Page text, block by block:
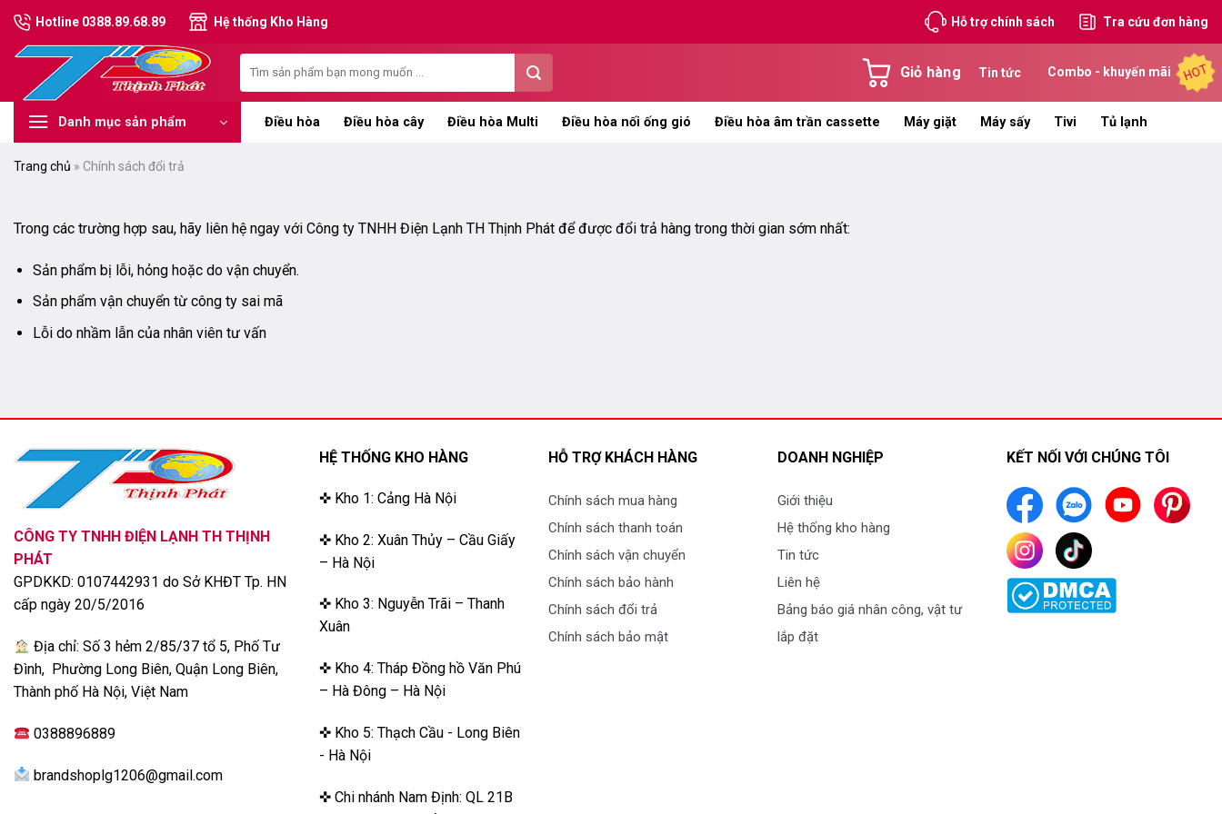
Chuyển
đến
nội
Hotline 0388.89.68.89 Hệ thống Kho Hàng Hỗ trợ chính sách Tra cứu đơn hàng
kiếm:
Giỏ hàng Tin tức Combo - khuyến mãi HOT
Danh mục sản phẩm Điều hòa Điều hòa cây Điều hòa Multi Điều hòa nối ống gió Điều hòa âm trần cassette Máy giặt Máy sấy Tivi Tủ lạnh
Trang chủ » Chính sách đổi trả
Trong các trường hợp sau, hãy liên hệ ngay với Công ty TNHH Điện Lạnh TH Thịnh Phát để được đổi trả hàng trong thời gian sớm nhất:
Sản phẩm bị lỗi, hỏng hoặc do vận chuyển.
Sản phẩm vận chuyển từ công ty sai mã
Lỗi do nhầm lẫn của nhân viên tư vấn
CÔNG TY TNHH ĐIỆN LẠNH TH THỊNH
PHÁT
GPDKKD: 0107442931 do Sở KHĐT Tp. HN
cấp ngày 20/5/2016
Địa chỉ: Số 3 hẻm 2/85/37 tổ 5, Phố Tư
Đình, Phường Long Biên, Quận Long Biên,
Thành phố Hà Nội, Việt Nam
0388896889
brandshoplg1206@gmail.com
HỆ THỐNG KHO HÀNG
✜ Kho 1: Cảng Hà Nội
✜ Kho 2: Xuân Thủy – Cầu Giấy
– Hà Nội
✜ Kho 3: Nguyễn Trãi – Thanh
Xuân
✜ Kho 4: Tháp Đồng hồ Văn Phú
– Hà Đông – Hà Nội
✜ Kho 5: Thạch Cầu - Long Biên
- Hà Nội
✜ Chi nhánh Nam Định: QL 21B
HỖ TRỢ KHÁCH HÀNG
Chính sách mua hàng
Chính sách thanh toán
Chính sách vận chuyển
Chính sách bảo hành
Chính sách đổi trả
Chính sách bảo mật
DOANH NGHIỆP
Giới thiệu
Hệ thống kho hàng
Tin tức
Liên hệ
Bảng báo giá nhân công, vật tư
lắp đặt
KẾT NỐI VỚI CHÚNG TÔI